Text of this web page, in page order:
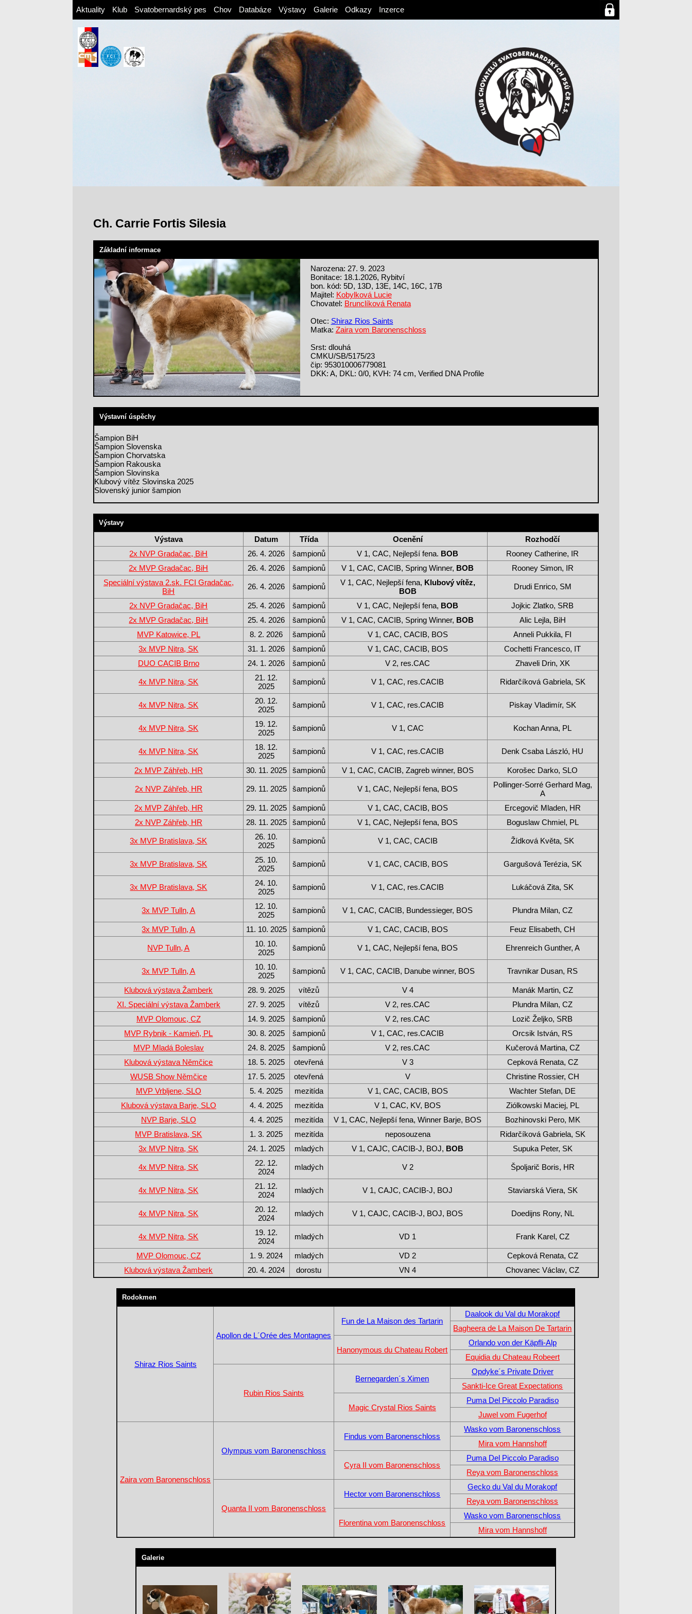
Aktuality Klub Svatobernardský pes Chov Databáze Výstavy Galerie Odkazy Inzerce
Ch. Carrie Fortis Silesia
Základní informace
Narozena: 27. 9. 2023
Bonitace: 18.1.2026, Rybitví
bon. kód: 5D, 13D, 13E, 14C, 16C, 17B
Majitel: Kobylková Lucie
Chovatel: Brunclíková Renata
Otec: Shiraz Rios Saints
Matka: Zaira vom Baronenschloss
Srst: dlouhá
CMKU/SB/5175/23
čip: 953010006779081
DKK: A, DKL: 0/0, KVH: 74 cm, Verified DNA Profile
Výstavní úspěchy
Šampion BiH
Šampion Slovenska
Šampion Chorvatska
Šampion Rakouska
Šampion Slovinska
Klubový vítěz Slovinska 2025
Slovenský junior šampion
Výstavy
Výstava Datum Třída Ocenění
Rozhodčí
2x NVP Gradačac, BiH
26. 4. 2026 šampionů V 1, CAC, Nejlepší fena. BOB
Rooney Catherine, IR
2x MVP Gradačac, BiH
26. 4. 2026 šampionů V 1, CAC, CACIB, Spring Winner, BOB
Rooney Simon, IR
Speciální výstava 2.sk. FCI Gradačac,
BiH
26. 4. 2026 šampionů V 1, CAC, Nejlepší fena, Klubový vítěz,
BOB
Drudi Enrico, SM
2x NVP Gradačac, BiH 25. 4. 2026 šampionů V 1, CAC, Nejlepší fena, BOB
Jojkic Zlatko, SRB
2x MVP Gradačac, BiH
25. 4. 2026 šampionů V 1, CAC, CACIB, Spring Winner, BOB
Alic Lejla, BiH
MVP Katowice, PL
8. 2. 2026 šampionů V 1, CAC, CACIB, BOS
Anneli Pukkila, FI
3x MVP Nitra, SK
31. 1. 2026 šampionů V 1, CAC, CACIB, BOS
Cochetti Francesco, IT
DUO CACIB Brno
24. 1. 2026 šampionů V 2, res.CAC Zhaveli Drin, XK
4x MVP Nitra, SK
21. 12.
2025
šampionů V 1, CAC, res.CACIB Ridarčíková Gabriela, SK
4x MVP Nitra, SK
20. 12.
2025
šampionů V 1, CAC, res.CACIB Piskay Vladimír, SK
4x MVP Nitra, SK
19. 12.
2025
šampionů V 1, CAC Kochan Anna, PL
4x MVP Nitra, SK
18. 12.
2025
šampionů V 1, CAC, res.CACIB Denk Csaba László, HU
2x MVP Záhřeb, HR 30. 11. 2025 šampionů V 1, CAC, CACIB, Zagreb winner, BOS Korošec Darko, SLO
2x NVP Záhřeb, HR 29. 11. 2025 šampionů V 1, CAC, Nejlepší fena, BOS
Pollinger-Sorré Gerhard Mag,
A
2x MVP Záhřeb, HR
29. 11. 2025 šampionů V 1, CAC, CACIB, BOS
Ercegovič Mladen, HR
2x NVP Záhřeb, HR
28. 11. 2025 šampionů V 1, CAC, Nejlepší fena, BOS Boguslaw Chmiel, PL
3x MVP Bratislava, SK
26. 10.
2025
šampionů V 1, CAC, CACIB Žídková Květa, SK
3x MVP Bratislava, SK
25. 10.
2025
šampionů V 1, CAC, CACIB, BOS Gargušová Terézia, SK
3x MVP Bratislava, SK
24. 10.
2025
šampionů V 1, CAC, res.CACIB Lukáčová Zita, SK
3x MVP Tulln, A
12. 10.
2025
šampionů V 1, CAC, CACIB, Bundessieger, BOS Plundra Milan, CZ
3x MVP Tulln, A 11. 10. 2025 šampionů V 1, CAC, CACIB, BOS Feuz Elisabeth, CH
NVP Tulln, A
10. 10.
2025
šampionů V 1, CAC, Nejlepší fena, BOS Ehrenreich Gunther, A
3x MVP Tulln, A
10. 10.
2025
šampionů V 1, CAC, CACIB, Danube winner, BOS Travnikar Dusan, RS
Klubová výstava Žamberk 28. 9. 2025 vítězů V 4
Manák Martin, CZ
XI. Speciální výstava Žamberk
27. 9. 2025 vítězů V 2, res.CAC
Plundra Milan, CZ
MVP Olomouc, CZ
14. 9. 2025 šampionů V 2, res.CAC
Lozič Željko, SRB
MVP Rybnik - Kamieň, PL
30. 8. 2025 šampionů V 1, CAC, res.CACIB
Orcsik István, RS
MVP Mladá Boleslav
24. 8. 2025 šampionů V 2, res.CAC
Kučerová Martina, CZ
Klubová výstava Němčice
18. 5. 2025 otevřená V 3
Cepková Renata, CZ
WUSB Show Němčice
17. 5. 2025 otevřená V
Christine Rossier, CH
MVP Vrbljene, SLO
5. 4. 2025 mezitída V 1, CAC, CACIB, BOS
Wachter Stefan, DE
Klubová výstava Barje, SLO
4. 4. 2025 mezitída V 1, CAC, KV, BOS
Ziólkowski Maciej, PL
NVP Barje, SLO
4. 4. 2025 mezitída V 1, CAC, Nejlepší fena, Winner Barje, BOS
Bozhinovski Pero, MK
MVP Bratislava, SK
1. 3. 2025 mezitída neposouzena
Ridarčíková Gabriela, SK
3x MVP Nitra, SK
24. 1. 2025 mladých V 1, CAJC, CACIB-J, BOJ, BOB Supuka Peter, SK
4x MVP Nitra, SK
22. 12.
2024
mladých V 2 Špoljarič Boris, HR
4x MVP Nitra, SK
21. 12.
2024
mladých V 1, CAJC, CACIB-J, BOJ Staviarská Viera, SK
4x MVP Nitra, SK
20. 12.
2024
mladých V 1, CAJC, CACIB-J, BOJ, BOS Doedijns Rony, NL
4x MVP Nitra, SK
19. 12.
2024
mladých VD 1 Frank Karel, CZ
MVP Olomouc, CZ 1. 9. 2024 mladých VD 2
Cepková Renata, CZ
Klubová výstava Žamberk
20. 4. 2024 dorostu VN 4 Chovanec Václav, CZ
Rodokmen
Shiraz Rios Saints
Apollon de L´Orée des Montagnes
Fun de La Maison des Tartarin
Daalook du Val du Morakopf
Bagheera de La Maison De Tartarin
Hanonymous du Chateau Robert
Orlando von der Käpfli-Alp
Equidia du Chateau Robeert
Rubin Rios Saints
Bernegarden´s Ximen
Opdyke´s Private Driver
Sankti-Ice Great Expectations
Magic Crystal Rios Saints
Puma Del Piccolo Paradiso
Juwel vom Fugerhof
Zaira vom Baronenschloss
Olympus vom Baronenschloss
Findus vom Baronenschloss
Wasko vom Baronenschloss
Mira vom Hannshoff
Cyra II vom Baronenschloss
Puma Del Piccolo Paradiso
Reya vom Baronenschloss
Quanta II vom Baronenschloss
Hector vom Baronenschloss
Gecko du Val du Morakopf
Reya vom Baronenschloss
Florentina vom Baronenschloss
Wasko vom Baronenschloss
Mira vom Hannshoff
Galerie